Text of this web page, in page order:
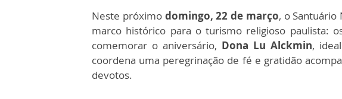
Neste próximo domingo, 22 de março, o Santuário
marco histórico para o turismo religioso paulista:
comemorar o aniversário, Dona Lu Alckmin,
coordena uma peregrinação de fé e gratidão
devotos.